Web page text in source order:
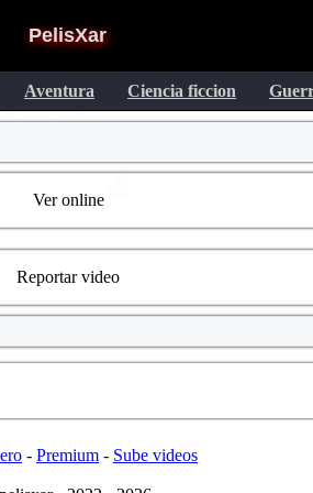
PelisXar
Aventura Ciencia ficcion
Ver online
Reportar video
- Premium- Sube videos